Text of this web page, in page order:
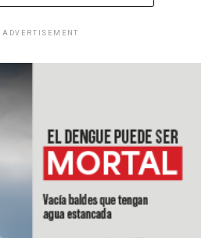
para detectar Covid-19
de dólares para Honduras del
ADVERTISEMENT